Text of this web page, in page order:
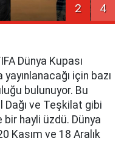
2 4
Dünya Kupası
için bazı
bulunuyor. Bu
Dağı ve Teşkilat gibi
bir hayli üzdü. Dünya
Kasım ve 18 Aralık